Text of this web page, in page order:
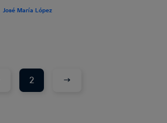
José María López
2 →